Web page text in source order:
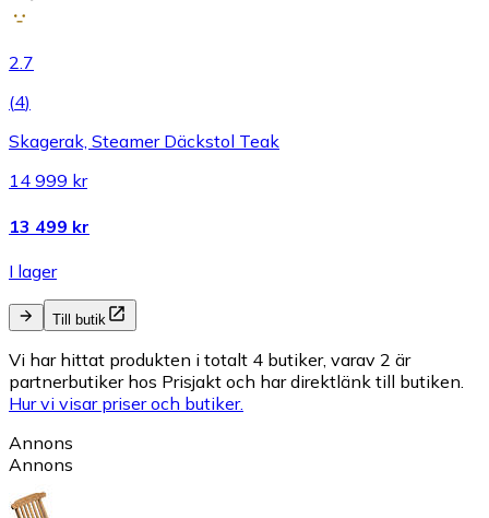
2.7
(4)
Skagerak, Steamer Däckstol Teak
14 999 kr
13 499 kr
I lager
Till butik
Vi har hittat produkten i totalt 4 butiker, varav 2 är
partnerbutiker hos Prisjakt och har direktlänk till butiken.
Hur vi visar priser och butiker.
Annons
Annons